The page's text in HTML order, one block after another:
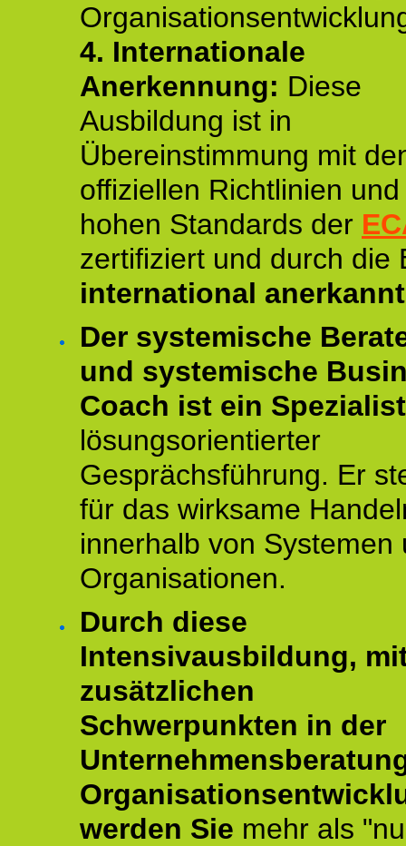
4. Internationale
Anerkennung: Diese
Ausbildung ist in
Übereinstimmung mit
offiziellen Richtlinien
hohen Standards der
zertifiziert und durch die
international
Der systemische
und systemische
Coach ist ein
lösungsorientierter
Gesprächsführung. Er
für das wirksame
innerhalb von Systemen
Organisationen.
Durch diese
Intensivausbildung,
zusätzlichen
Schwerpunkten in der
werden Sie mehr als